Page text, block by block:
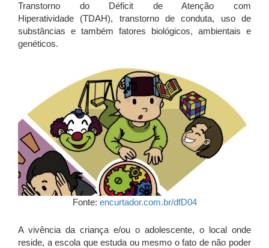
Transtorno do Déficit de Atenção com
Hiperatividade (TDAH), transtorno de conduta, uso de
substâncias e também fatores biológicos, ambientais e
genéticos.
Fonte: encurtador.com.br/dfD04
A vivência da criança e/ou o adolescente, o local onde
reside, a escola que estuda ou mesmo o fato de não poder